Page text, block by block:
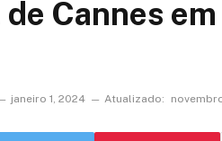
Cannes
janeiro 1, 2024 Atualizado: